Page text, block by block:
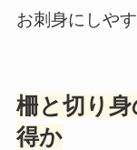
お刺身にしや
柵と切り
得か